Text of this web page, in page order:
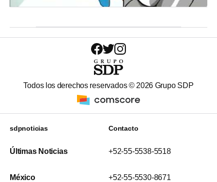
Todos los derechos reservados © 2026 Grupo SDP
sdpnoticias
Últimas Noticias
México
Contacto
+52-55-5538-5518
+52-55-5530-8671